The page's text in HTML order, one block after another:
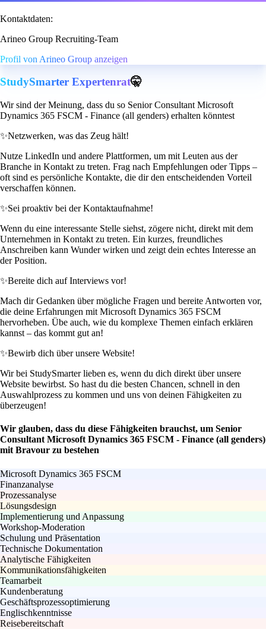
Kontaktdaten:
Arineo Group Recruiting-Team
Profil von Arineo Group anzeigen
StudySmarter Expertenrat🤫
Wir sind der Meinung, dass du so Senior Consultant Microsoft
Dynamics 365 FSCM - Finance (all genders) erhalten könntest
✨Netzwerken, was das Zeug hält!
Nutze LinkedIn und andere Plattformen, um mit Leuten aus der
Branche in Kontakt zu treten. Frag nach Empfehlungen oder Tipps –
oft sind es persönliche Kontakte, die dir den entscheidenden Vorteil
verschaffen können.
✨Sei proaktiv bei der Kontaktaufnahme!
Wenn du eine interessante Stelle siehst, zögere nicht, direkt mit dem
Unternehmen in Kontakt zu treten. Ein kurzes, freundliches
Anschreiben kann Wunder wirken und zeigt dein echtes Interesse an
der Position.
✨Bereite dich auf Interviews vor!
Mach dir Gedanken über mögliche Fragen und bereite Antworten vor,
die deine Erfahrungen mit Microsoft Dynamics 365 FSCM
hervorheben. Übe auch, wie du komplexe Themen einfach erklären
kannst – das kommt gut an!
✨Bewirb dich über unsere Website!
Wir bei StudySmarter lieben es, wenn du dich direkt über unsere
Website bewirbst. So hast du die besten Chancen, schnell in den
Auswahlprozess zu kommen und uns von deinen Fähigkeiten zu
überzeugen!
Wir glauben, dass du diese Fähigkeiten brauchst, um Senior
Consultant Microsoft Dynamics 365 FSCM - Finance (all genders)
mit Bravour zu bestehen
Microsoft Dynamics 365 FSCM
Finanzanalyse
Prozessanalyse
Lösungsdesign
Implementierung und Anpassung
Workshop-Moderation
Schulung und Präsentation
Technische Dokumentation
Analytische Fähigkeiten
Kommunikationsfähigkeiten
Teamarbeit
Kundenberatung
Geschäftsprozessoptimierung
Englischkenntnisse
Reisebereitschaft